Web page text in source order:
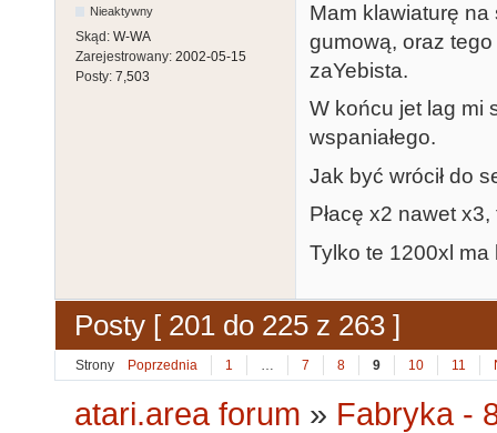
Nieaktywny
Skąd: W-WA
Zarejestrowany: 2002-05-15
Posty: 7,503
Mam klawiaturę
gumową, oraz
zaYebista.
W końcu jet lag mi
wspaniałego.
Jak być wrócił do
Płacę x2 nawet
Tylko te 1200xl
Posty [ 201 do 225 z 263 ]
Strony Poprzednia 1 … 7 8 9 10 11
atari.area forum » Fabryka -